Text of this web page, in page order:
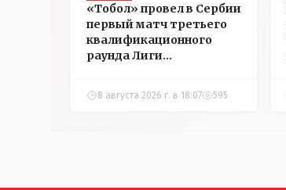
«Тобол» провел в Сербии
первый матч третьего
квалификационного
раунда Лиги
8 августа 2026 г. в 18:07 595